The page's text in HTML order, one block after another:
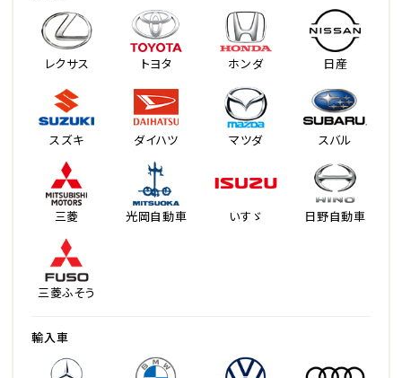
レクサス トヨタ ホンダ 日産
スズキ ダイハツ マツダ スバル
三菱 光岡自動車 いすゞ 日野自動車
三菱ふそう
輸入車